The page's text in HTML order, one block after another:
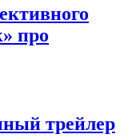
про
трейлер